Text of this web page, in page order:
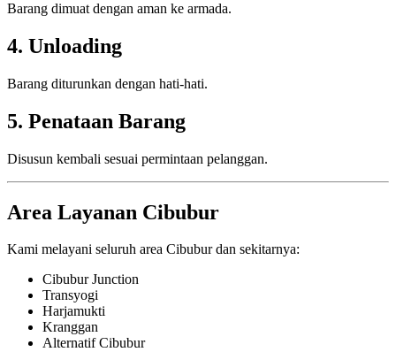
Barang dimuat dengan aman ke armada.
4. Unloading
Barang diturunkan dengan hati-hati.
5. Penataan Barang
Disusun kembali sesuai permintaan pelanggan.
Area Layanan Cibubur
Kami melayani seluruh area Cibubur dan sekitarnya:
Cibubur Junction
Transyogi
Harjamukti
Kranggan
Alternatif Cibubur